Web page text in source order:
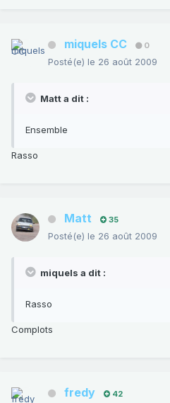
miquels CC 0
Posté(e) le 26 août 2009
Matt a dit :
Ensemble
Rasso
Matt 35
Posté(e) le 26 août 2009
miquels a dit :
Rasso
Complots
fredy 42